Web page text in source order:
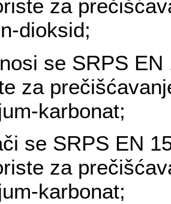
za
dioksid;
se SRPS
za
karbonat;
se SRPS EN
za
karbonat;